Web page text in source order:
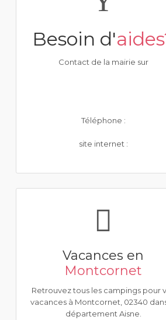
Besoin d'
Contact de la mairie sur
Téléphone :
site internet :
Vacances en
Montcornet
Retrouvez tous les campings pour
vacances à Montcornet, 02340
département Aisne.